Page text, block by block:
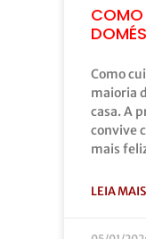
COMO
Como
maioria
casa. A
convive
mais
LEIA